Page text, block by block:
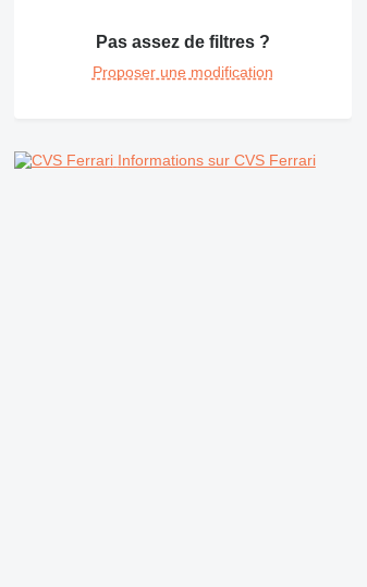
Pas assez de filtres ?
Proposer une modification
Informations sur CVS Ferrari